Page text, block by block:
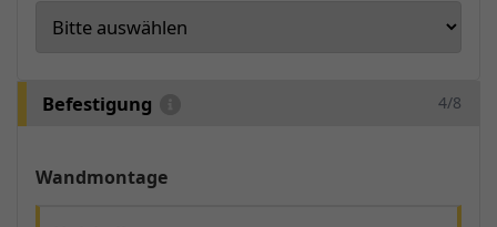
Befestigung 4/8
Wandmontage